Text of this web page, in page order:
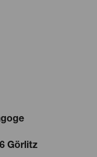
Görlitz